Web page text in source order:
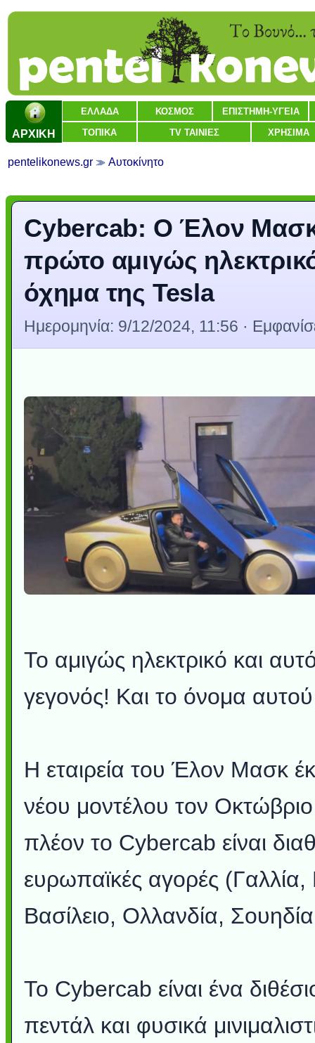
ΑΡΧΙΚΗ
ΕΛΛΑΔΑ ΚΟΣΜΟΣ ΕΠΙΣΤΗΜΗ-ΥΓΕΙΑ
ΤΟΠΙΚΑ TV ΤΑΙΝΙΕΣ ΧΡΗΣΙΜΑ
pentelikonews.gr Αυτοκίνητο
Cybercab: Ο Έλον
πρώτο αμιγώς
όχημα της Tesla
Ημερομηνία: 9/12/2024, 11:56 ·
To αμιγώς ηλεκτρικό και
γεγονός! Και το όνομα
Η εταιρεία του Έλον Μασκ
νέου μοντέλου τον
πλέον το Cybercab είναι
ευρωπαϊκές αγορές
Βασίλειο, Ολλανδία,
Το Cybercab είναι ένα
πεντάλ και φυσικά